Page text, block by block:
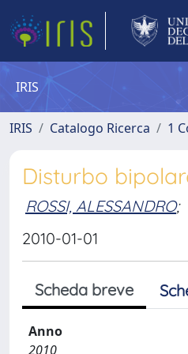
IRIS
IRIS Catalogo Ricerca 1
Disturbo
ROSSI, ALESSANDRO;
2010-01-01
Scheda breve
Anno
2010